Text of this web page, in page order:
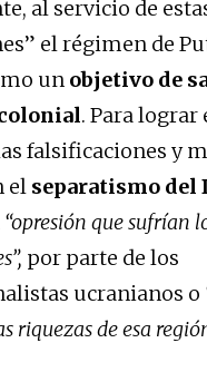
al servicio de
el régimen de
un objetivo de
. Para lograr
falsificaciones y
el separatismo del
“opresión que sufrían
por parte de los
ucranianos o
riquezas de esa